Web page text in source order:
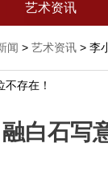
艺术资讯
闻 > 艺术资讯 > 李
存在！
白石写